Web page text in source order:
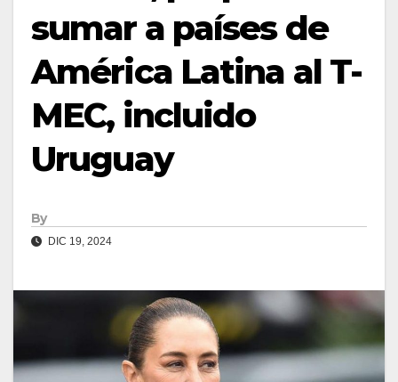
sumar a países de
América Latina al T-
MEC, incluido
Uruguay
By
DIC 19, 2024